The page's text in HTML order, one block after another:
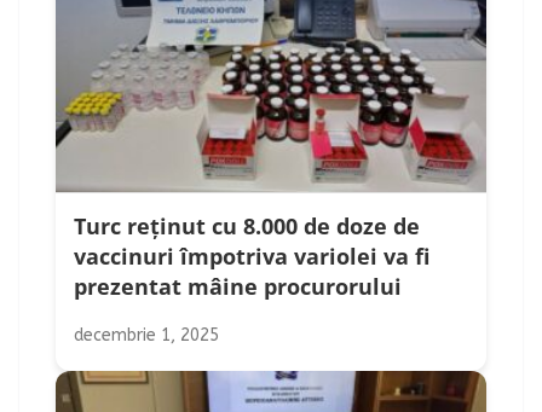
Turc reținut cu 8.000 de doze de
vaccinuri împotriva variolei va fi
prezentat mâine procurorului
decembrie 1, 2025